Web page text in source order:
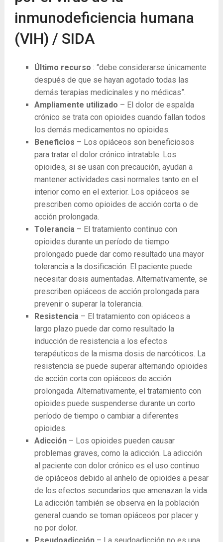
inmunodeficiencia humana
(VIH) / SIDA
Último recurso : “debe considerarse únicamente
después de que se hayan agotado todas las
demás terapias medicinales y no médicas”.
Ampliamente utilizado – El dolor de espalda
crónico se trata con opioides cuando fallan todos
los demás medicamentos no opioides.
Beneficios – Los opiáceos son beneficiosos
para tratar el dolor crónico intratable. Los
opioides, si se usan con precaución, ayudan a
mantener actividades casi normales tanto en el
interior como en el exterior. Los opiáceos se
prescriben como opioides de acción corta o de
acción prolongada.
Tolerancia – El tratamiento continuo con
opioides durante un período de tiempo
prolongado puede dar como resultado una mayor
tolerancia a la dosificación. El paciente puede
necesitar dosis aumentadas. Alternativamente, se
prescriben opiáceos de acción prolongada para
prevenir o superar la tolerancia.
Resistencia – El tratamiento con opiáceos a
largo plazo puede dar como resultado la
inducción de resistencia a los efectos
terapéuticos de la misma dosis de narcóticos. La
resistencia se puede superar alternando opioides
de acción corta con opiáceos de acción
prolongada. Alternativamente, el tratamiento con
opioides puede suspenderse durante un corto
período de tiempo o cambiar a diferentes
opioides.
Adicción – Los opioides pueden causar
problemas graves, como la adicción. La adicción
al paciente con dolor crónico es el uso continuo
de opiáceos debido al anhelo de opioides a pesar
de los efectos secundarios que amenazan la vida.
La adicción también se observa en la población
general cuando se toman opiáceos por placer y
no por dolor.